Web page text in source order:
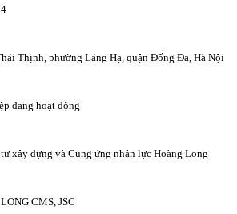
Thịnh, phường Láng Hạ, quận Đống Đa, Hà Nội
đang hoạt động
xây dựng và Cung ứng nhân lực Hoàng Long
CMS, JSC